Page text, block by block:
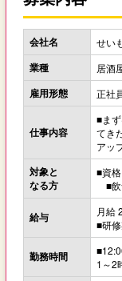
会社名 せい
業種 居酒
雇用形態 正社
仕事内容
■ま
てき
アッ
対象と
なる方
■資
■飲
給与
月給
■研
勤務時間
1～2